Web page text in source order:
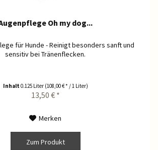
Oh my dog...
für Hunde - Reinigt besonders sanft und
sensitiv bei Tränenflecken.
Inhalt 0.125 Liter (108,00 € * / 1 Liter)
13,50 € *
Merken
Zum Produkt